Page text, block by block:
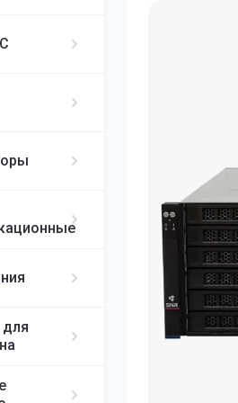
SDNET